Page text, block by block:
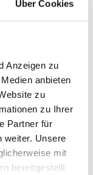
Über Cookies
Anzeigen zu
anbieten
zu
zu Ihrer
Partner für
weiter. Unsere
mit
bereitgestellt
und